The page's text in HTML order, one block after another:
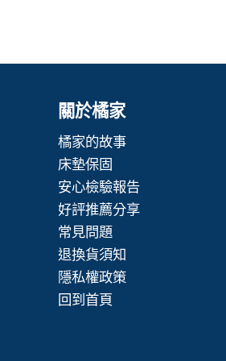
關於橘家
橘家的故事
床墊保固
安心檢驗報告
好評推薦分享
常見問題
退換貨須知
隱私權政策
回到首頁